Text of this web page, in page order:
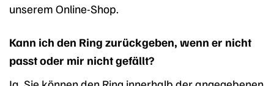
unserem Online-Shop.
Kann ich den Ring zurückgeben, wenn er nicht
passt oder mir nicht gefällt?